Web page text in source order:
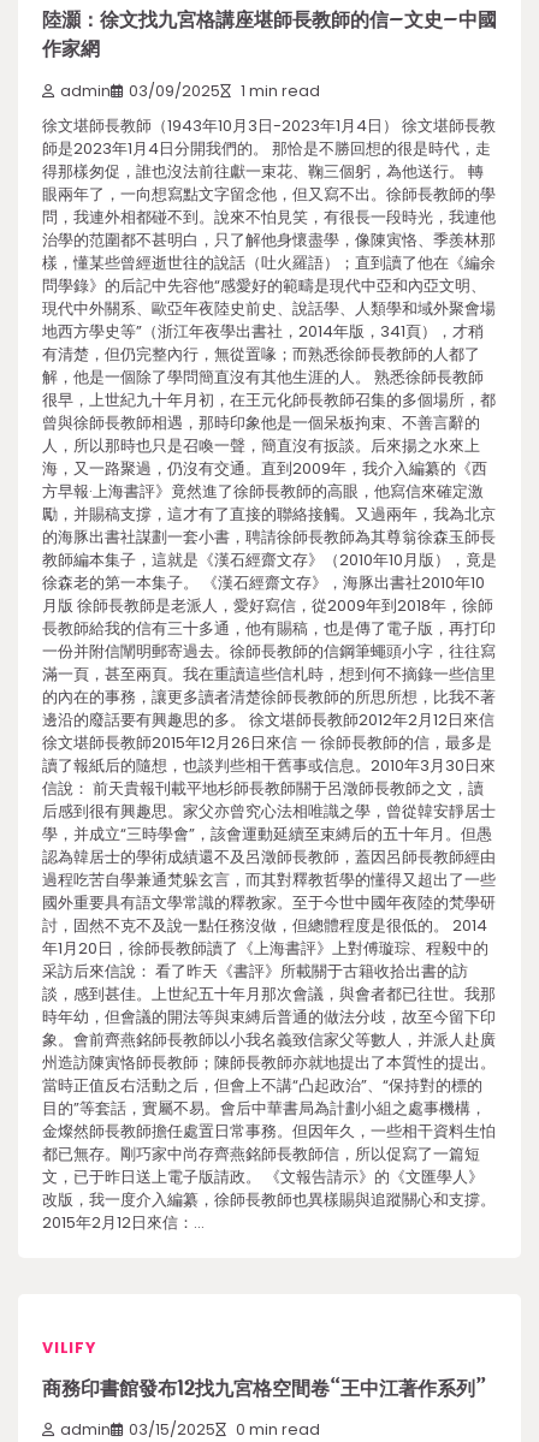
陸灝：徐文找九宮格講座堪師長教師的信–文史–中國
作家網
admin 03/09/2025 1 min read
徐文堪師長教師（1943年10月3日-2023年1月4日） 徐文堪師長教
師是2023年1月4日分開我們的。 那恰是不勝回想的很是時代，走
得那樣匆促，誰也沒法前往獻一束花、鞠三個躬，為他送行。 轉
眼兩年了，一向想寫點文字留念他，但又寫不出。徐師長教師的學
問，我連外相都碰不到。說來不怕見笑，有很長一段時光，我連他
治學的范圍都不甚明白，只了解他身懷盡學，像陳寅恪、季羨林那
樣，懂某些曾經逝世往的說話（吐火羅語）；直到讀了他在《編余
問學錄》的后記中先容他“感愛好的範疇是現代中亞和內亞文明、
現代中外關系、歐亞年夜陸史前史、說話學、人類學和域外聚會場
地西方學史等”（浙江年夜學出書社，2014年版，341頁），才稍
有清楚，但仍完整內行，無從置喙；而熟悉徐師長教師的人都了
解，他是一個除了學問簡直沒有其他生涯的人。 熟悉徐師長教師
很早，上世紀九十年月初，在王元化師長教師召集的多個場所，都
曾與徐師長教師相遇，那時印象他是一個呆板拘束、不善言辭的
人，所以那時也只是召喚一聲，簡直沒有扳談。后來揚之水來上
海，又一路聚過，仍沒有交通。直到2009年，我介入編纂的《西
方早報·上海書評》竟然進了徐師長教師的高眼，他寫信來確定激
勵，并賜稿支撐，這才有了直接的聯絡接觸。又過兩年，我為北京
的海豚出書社謀劃一套小書，聘請徐師長教師為其尊翁徐森玉師長
教師編本集子，這就是《漢石經齋文存》（2010年10月版），竟是
徐森老的第一本集子。 《漢石經齋文存》，海豚出書社2010年10
月版 徐師長教師是老派人，愛好寫信，從2009年到2018年，徐師
長教師給我的信有三十多通，他有賜稿，也是傳了電子版，再打印
一份并附信闡明郵寄過去。徐師長教師的信鋼筆蠅頭小字，往往寫
滿一頁，甚至兩頁。我在重讀這些信札時，想到何不摘錄一些信里
的內在的事務，讓更多讀者清楚徐師長教師的所思所想，比我不著
邊沿的廢話要有興趣思的多。 徐文堪師長教師2012年2月12日來信
徐文堪師長教師2015年12月26日來信 一 徐師長教師的信，最多是
讀了報紙后的隨想，也談判些相干舊事或信息。2010年3月30日來
信說： 前天貴報刊載平地杉師長教師關于呂澂師長教師之文，讀
后感到很有興趣思。家父亦曾究心法相唯識之學，曾從韓安靜居士
學，并成立“三時學會”，該會運動延續至束縛后的五十年月。但愚
認為韓居士的學術成績還不及呂澂師長教師，蓋因呂師長教師經由
過程吃苦自學兼通梵躲玄言，而其對釋教哲學的懂得又超出了一些
國外重要具有語文學常識的釋教家。至于今世中國年夜陸的梵學研
討，固然不克不及說一點任務沒做，但總體程度是很低的。 2014
年1月20日，徐師長教師讀了《上海書評》上對傅璇琮、程毅中的
采訪后來信說： 看了昨天《書評》所載關于古籍收拾出書的訪
談，感到甚佳。上世紀五十年月那次會議，與會者都已往世。我那
時年幼，但會議的開法等與束縛后普通的做法分歧，故至今留下印
象。會前齊燕銘師長教師以小我名義致信家父等數人，并派人赴廣
州造訪陳寅恪師長教師；陳師長教師亦就地提出了本質性的提出。
當時正值反右活動之后，但會上不講“凸起政治”、“保持對的標的
目的”等套話，實屬不易。會后中華書局為計劃小組之處事機構，
金燦然師長教師擔任處置日常事務。但因年久，一些相干資料生怕
都已無存。剛巧家中尚存齊燕銘師長教師信，所以促寫了一篇短
文，已于昨日送上電子版請政。 《文報告請示》的《文匯學人》
改版，我一度介入編纂，徐師長教師也異樣賜與追蹤關心和支撐。
2015年2月12日來信：…
VILIFY
商務印書館發布12找九宮格空間卷“王中江著作系列”
admin 03/15/2025 0 min read